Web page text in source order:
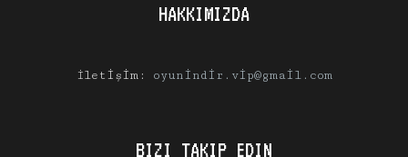
HAKKIMIZDA
İletişim: oyunindir.vip@gmail.com
BIZI TAKIP EDIN